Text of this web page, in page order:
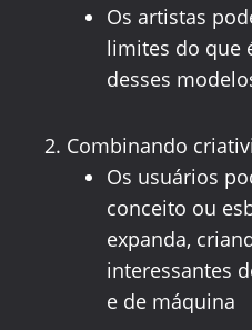
Os artistas
limites do que
desses
Combinando
Os usuários
conceito ou
expanda,
interessantes
e de máquina